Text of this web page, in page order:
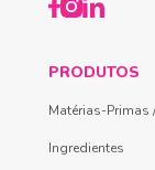
PRODUTOS
Matérias-Primas
Ingredientes